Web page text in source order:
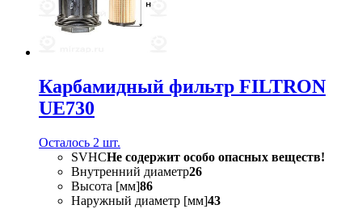
Карбамидный фильтр FILTRON
UE730
Осталось 2 шт.
SVHCНе содержит особо опасных веществ!
Внутренний диаметр26
Высота [мм]86
Наружный диаметр [мм]43